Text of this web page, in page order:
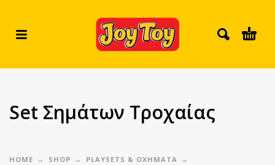
Set Σημάτων Τροχαίας
HOME SHOP
PLAYSETS & ΟΧΉΜΑΤΑ